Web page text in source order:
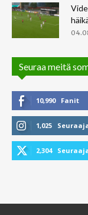
Seuraa meitä
10,990 Fanit
1,025
2,304